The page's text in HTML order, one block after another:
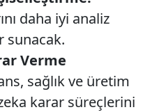
daha iyi analiz
sunacak.
Verme
sağlık ve üretim
karar süreçlerini